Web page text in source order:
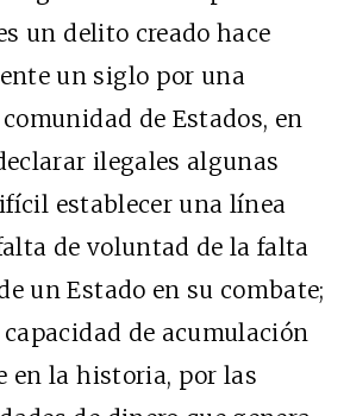
un delito creado hace
un siglo por una
de Estados, en
ilegales algunas
establecer una línea
de voluntad de la falta
un Estado en su combate;
de acumulación
en la historia, por las